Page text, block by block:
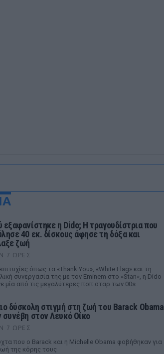
εξαφανίστηκε η Dido; Η τραγουδίστρια που
40 εκ. δίσκους άφησε τη δόξα και
ζωή
7 ΏΡΕΣ
όπως τα «Thank You», «White Flag» και τη
συνεργασία της με τον Eminem στο «Stan», η Dido
μία από τις μεγαλύτερες ποπ σταρ των 00s
δύσκολη στιγμή στη ζωή του Barack Obama
συνέβη στον Λευκό Οίκο
7 ΏΡΕΣ
που ο Barack και η Michelle Obama φοβήθηκαν για
της κόρης τους